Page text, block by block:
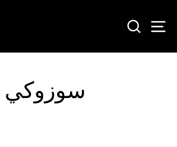
SEARCH
سوزوكي